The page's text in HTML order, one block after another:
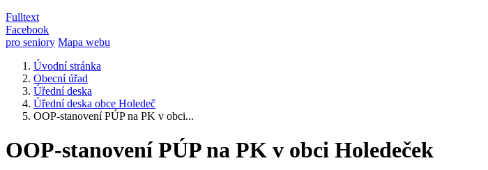
Fulltext
Facebook
pro seniory Mapa webu
Úvodní stránka
Obecní úřad
Úřední deska
Úřední deska obce Holedeč
OOP-stanovení PÚP na PK v obci...
OOP-stanovení PÚP na PK v obci Holedeček